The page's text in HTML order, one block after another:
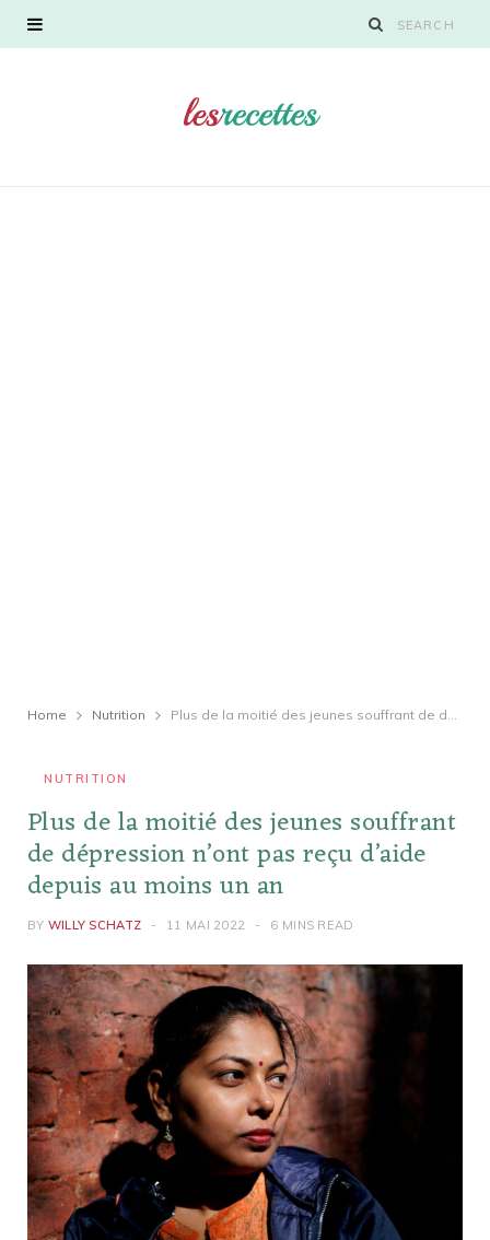
Home Nutrition Plus de la moitié des jeunes souffrant de dépression n’ont pas reçu d’aide depuis au moins un an
NUTRITION
Plus de la moitié des jeunes souffrant
de dépression n’ont pas reçu d’aide
depuis au moins un an
BY WILLY SCHATZ 11 MAI 2022 6 MINS READ